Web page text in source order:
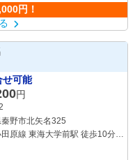
円！
せ可能
円
野市北矢名325
小田急小田原線 東海大学前駅 徒歩10分